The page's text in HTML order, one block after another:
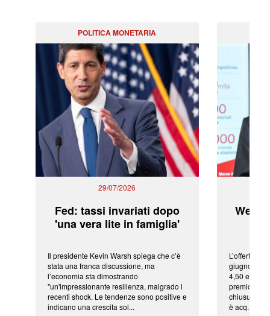
POLITICA MONETARIA
29/07/2026
Fed: tassi invariati dopo
'una vera lite in famiglia'
Il presidente Kevin Warsh spiega che c’è
stata una franca discussione, ma
l’economia sta dimostrando
"un'impressionante resilienza, malgrado i
recenti shock. Le tendenze sono positive e
indicano una crescita sol...
L’offerta
giugno da
4,50 euro
premio di
chiusura
è acq...